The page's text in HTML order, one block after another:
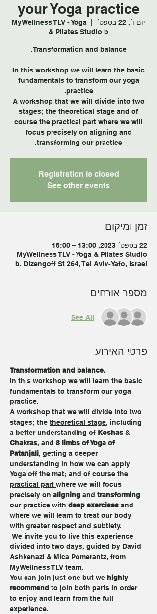
your Yoga practice
יום ו׳, 22 בספט׳
MyWellness TLV - Yoga
& Pilates Studio b
In this workshop we will learn the basic
fundamentals to transform our yoga
A workshop that we will divide into two
stages; the theoretical stage and of
course the practical part where we will
focus precisely on aligning and
transforming our practice.
Registration is closed
See other events
זמן ומיקום
22 בספט׳ 2023, 13:00 – 16:00
MyWellness TLV - Yoga & Pilates Studio
b, Dizengoff St 264, Tel Aviv-Yafo, Israel
מספר אורחים
See All
פרטי האירוע
Transformation and balance.
In this workshop we will learn the basic
fundamentals to transform our yoga
practice.
A workshop that we will divide into two
stages; the theoretical stage, including
a better understanding of Koshas &
Chakras, and 8 limbs of Yoga of
Patanjali, getting a deeper
understanding in how we can apply
Yoga off the mat; and of course the
practical part where we will focus
precisely on aligning and transforming
our practice with deep exercises and
where we will learn to treat our body
with greater respect and subtlety.
divided into two days, guided by David
Ashkenazi & Mica Pomerantz, from
MyWellness TLV team.
You can join just one but we highly
recommend to join both parts in order
to enjoy and learn from the full
experience.